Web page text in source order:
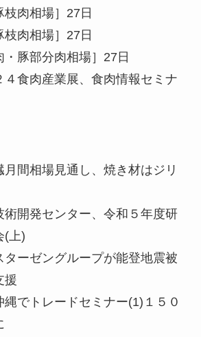
肉相場］27日
肉相場］27日
豚部分肉相場］27日
食肉産業展、食肉情報セミナ
間相場見通し、焼き材はジリ
開発センター、令和５年度研
(上)
ーゼングループが能登地震被
援
でトレードセミナー(1)１５０